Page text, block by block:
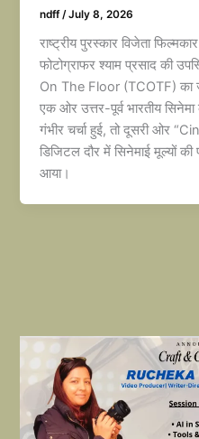
ndff /July 8, 2026
राष्ट्रीय पुरस्कार विजेता
फोटोग्राफर श्याम प्रसाद की
On The Floor (TCOTF) का
एक ओर उत्तर-पूर्व भारतीय
गंभीर चर्चा हुई, तो दूसरी ओर
डिजिटल दौर में सिनेमाई मूल्यों
आया।